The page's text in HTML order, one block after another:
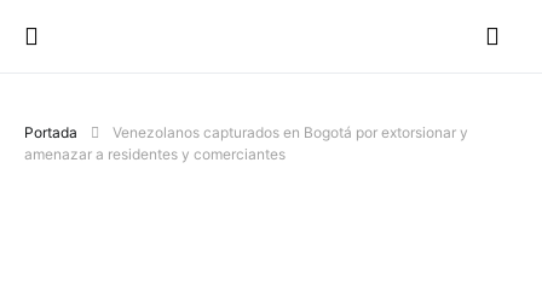
Portada
Venezolanos capturados en Bogotá por extorsionar y
amenazar a residentes y comerciantes